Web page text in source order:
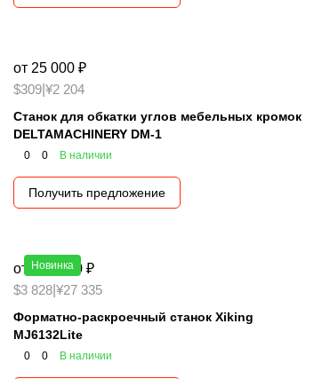
от 25 000 ₽
$309 ¥2 204
Станок для обкатки углов мебельных кромок
DELTAMACHINERY DM-1
0 0 В наличии
Получить предложение
Новинка
от 310 000 ₽
$3 828 ¥27 335
Форматно-раскроечный станок Xiking
MJ6132Lite
0 0 В наличии